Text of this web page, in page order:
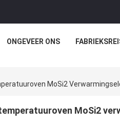
ONGEVEER ONS
MoSi2
MoSi2